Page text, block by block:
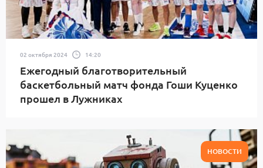
02 октября 2024 14:20
Ежегодный благотворительный
баскетбольный матч фонда Гоши Куценко
прошел в Лужниках
НОВОСТИ